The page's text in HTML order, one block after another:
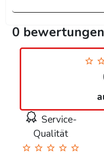
0
Service-
Qualität